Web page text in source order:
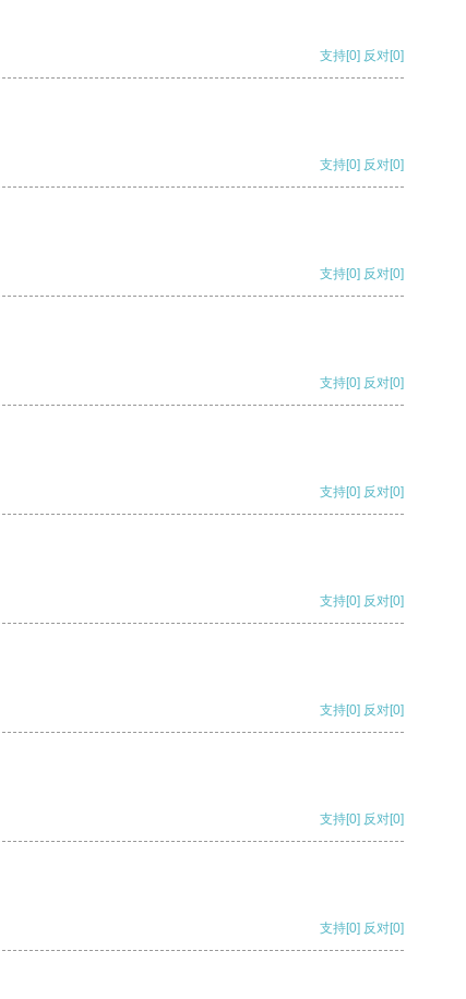
支持[0] 反对[0]
支持[0] 反对[0]
支持[0] 反对[0]
支持[0] 反对[0]
支持[0] 反对[0]
支持[0] 反对[0]
支持[0] 反对[0]
支持[0] 反对[0]
支持[0] 反对[0]